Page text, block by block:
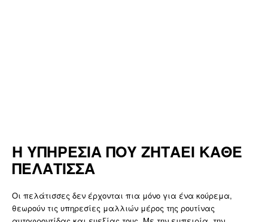
Η ΥΠΗΡΕΣΙΑ ΠΟΥ ΖΗΤΑΕΙ ΚΑΘΕ
ΠΕΛΑΤΙΣΣΑ
Οι πελάτισσες δεν έρχονται πια μόνο για ένα κούρεμα,
θεωρούν τις υπηρεσίες μαλλιών μέρος της ρουτίνας